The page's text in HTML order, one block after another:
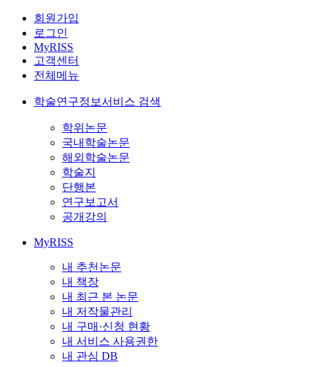
회원가입
로그인
MyRISS
고객센터
전체메뉴
학술연구정보서비스 검색
학위논문
국내학술논문
해외학술논문
학술지
단행본
연구보고서
공개강의
MyRISS
내 추천논문
내 책장
내 최근 본 논문
내 저작물관리
내 구매·신청 현황
내 서비스 사용권한
내 관심 DB